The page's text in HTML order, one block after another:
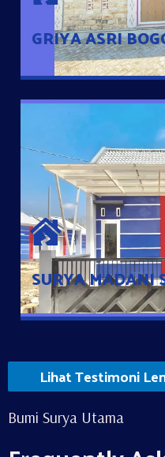
GRIYA ASRI
SURYA MADANI
SURYA MADANI
Satu-satunya Hunian
jutaan dengan lokasi
Lihat Testimoni
Bumi Surya Utama